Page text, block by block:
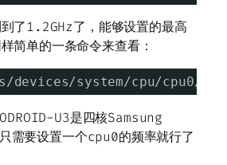
了1.2GHz了，能够设置的最高
简单的一条命令来查看：
devices/system/cpu/cpu0/
U3是四核Samsung
要设置一个cpu0的频率就行了